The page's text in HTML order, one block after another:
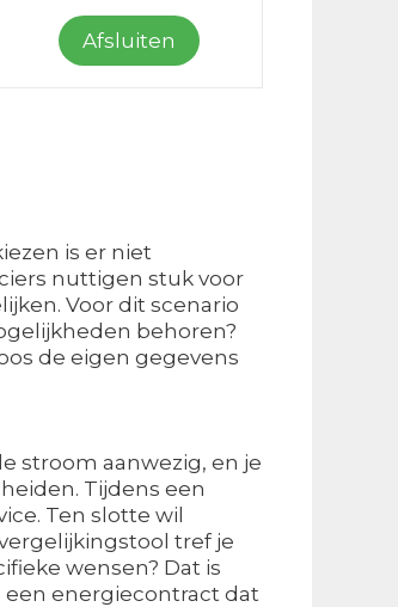
Afsluiten
is er niet
nuttigen stuk voor
Voor dit scenario
behoren?
de eigen gegevens
stroom aanwezig, en je
Tijdens een
Ten slotte wil
tref je
wensen? Dat is
een energiecontract dat